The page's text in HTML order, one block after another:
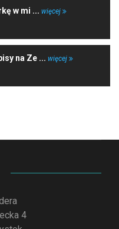
w mi ... więcej
na Ze ... więcej
4